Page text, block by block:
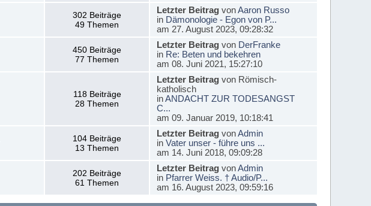
302 Beiträge
49 Themen
Letzter BeitragvonAaron Russo
in Dämonologie - Egon von P...
am 27. August 2023, 09:28:32
450 Beiträge
77 Themen
Letzter Beitragvon DerFranke
in Re: Beten und bekehren
am 08. Juni 2021, 15:27:10
118 Beiträge
28 Themen
Letzter Beitragvon Römisch-
katholisch
inANDACHT ZUR TODESANGST
C...
am 09. Januar 2019, 10:18:41
104 Beiträge
13 Themen
Letzter BeitragvonAdmin
in Vater unser - führe uns ...
am 14. Juni 2018, 09:09:28
202 Beiträge
61 Themen
Letzter BeitragvonAdmin
in Pfarrer Weiss. † Audio/P...
am 16. August 2023, 09:59:16